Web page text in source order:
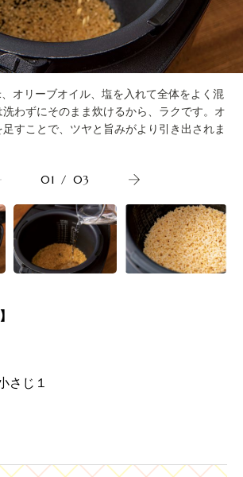
オリーブオイル、塩を入れて全体をよく混
わずにそのまま炊けるから、ラクです。オ
すことで、ツヤと旨みがより引き出されま
01 / 03
さじ１